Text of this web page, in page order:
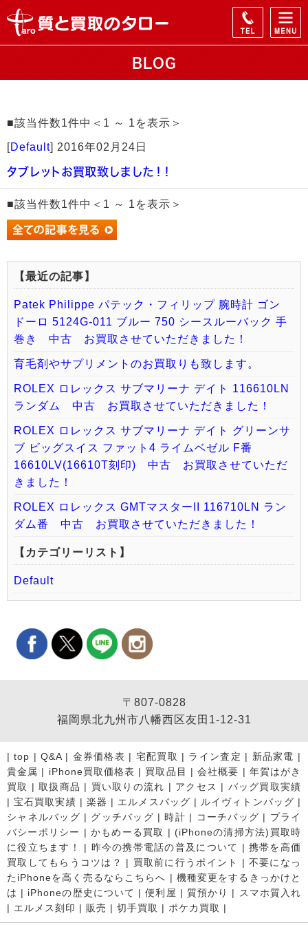
BLOG
■該当件数1件中＜1 ～ 1を表示＞
[Default] 2016年02月24日
タブレットお買取致しました！！
■該当件数1件中＜1 ～ 1を表示＞
【最近の記事】
Patek Philippe パテック・フィリップ 腕時計 ゴン
ドーロ 5124G-011 ブルー 750 シースルーバック 手
巻き 中古 お買取させていただきました！
育毛剤やサプリメントのお買取りも致します。
ROLEX ロレックス サブマリーナ デイト 116610LN
ランダム 中古 お買取させていただきました！
ROLEX ロレックス サブマリーナ デイト グリーンサ
ブ ビッグスイス ファット4 ライムベゼル F番
16610LV(16610T刻印) 中古 お買取させていただ
きました！
ROLEX ロレックス GMTマスターII 116710LN ラン
ダム番 中古 お買取させていただきました！
【カテゴリーリスト】
Default
〒807-0828
福岡県北九州市八幡西区友田1-12-31
|top | Q&A| 金券価格表 | 宅配買取 | ライン査定 | 新品家電 |
貴金属 | iPhone買取価格表 | 買取品目 |会社概要 | 年賀はがき
買取
|取扱商品 | 買い取りの流れ | アクセス | バッグ買取実績
|宝石買取実績 | 楽器 | エルメスバッグ | ルイヴィトンバッグ |
シャネルバッグ | グッチバッグ |時計 | コーチバッグ | プライ
バシーポリシー |かもめーる買取 | (iPhoneの清掃方法)買取時
に役立ちます！
| 昨今の携帯電話の普及について | 携帯を高価
買取してもらうコツは？
| 買取前に行うポイント | 不要になっ
たiPhoneを高く売るならこちらへ | 機種変更をするきっかけと
は | iPhoneの歴史について |便利屋 | 質預かり |
スマホ質入れ
| エルメス刻印 | 販売 | 切手買取 | ポケカ買取 |